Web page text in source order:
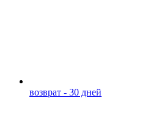
возврат - 30 дней